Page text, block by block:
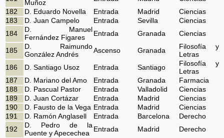
Muñoz
182
D. Eduardo Novella Entrada Madrid
Ciencias
183
D. Juan Campelo Entrada Sevilla
Ciencias
184
D. Manuel
Fernández Figares
Entrada Granada Ciencias
185
D. Raimundo
González Andrés
Ascenso Granada
Filosofía y
Letras
186
D. Santiago Usoz Entrada Santiago
Filosofía y
Letras
187
D. Mariano del Amo Entrada Granada
Farmacia
188
D. Pascual Pastor Entrada Valladolid
Ciencias
189
D. Juan Cortázar Entrada Madrid
Ciencias
190
D. Fausto de la Vega Entrada Madrid
Ciencias
191
D. Ramón Anglasell Entrada Barcelona
Derecho
192
D. Pedro de la
Puente y Apecechea
Entrada Madrid Derecho